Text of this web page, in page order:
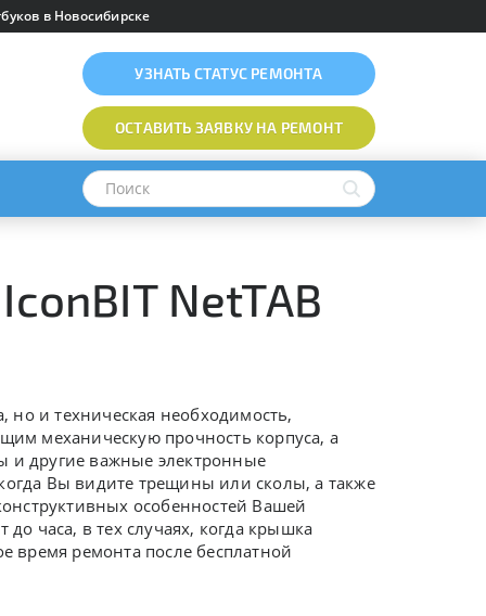
в Новосибирске
УЗНАТЬ СТАТУС РЕМОНТА
ОСТАВИТЬ ЗАЯВКУНА РЕМОНТ
NetTAB
но и техническая необходимость,
механическую прочность корпуса, а
и другие важные электронные
Вы видите трещины или сколы, а также
особенностей Вашей
часа, в тех случаях, когда крышка
время ремонта после бесплатной